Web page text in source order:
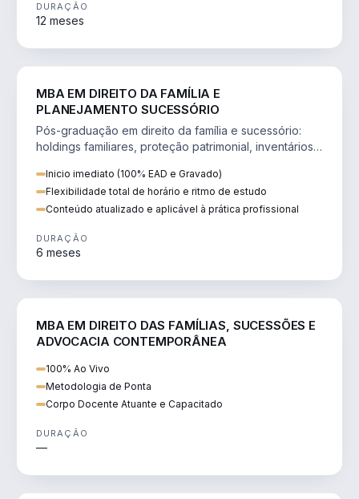
DURAÇÃO
12 meses
MBA EM DIREITO DA FAMÍLIA E
PLANEJAMENTO SUCESSÓRIO
Pós-graduação em direito da família e sucessório:
holdings familiares, proteção patrimonial, inventários
Inicio imediato (100% EAD e Gravado)
Flexibilidade total de horário e ritmo de estudo
Conteúdo atualizado e aplicável à prática profissional
DURAÇÃO
6 meses
MBA EM DIREITO DAS FAMÍLIAS, SUCESSÕES E
ADVOCACIA CONTEMPORÂNEA
100% Ao Vivo
Metodologia de Ponta
Corpo Docente Atuante e Capacitado
DURAÇÃO
—